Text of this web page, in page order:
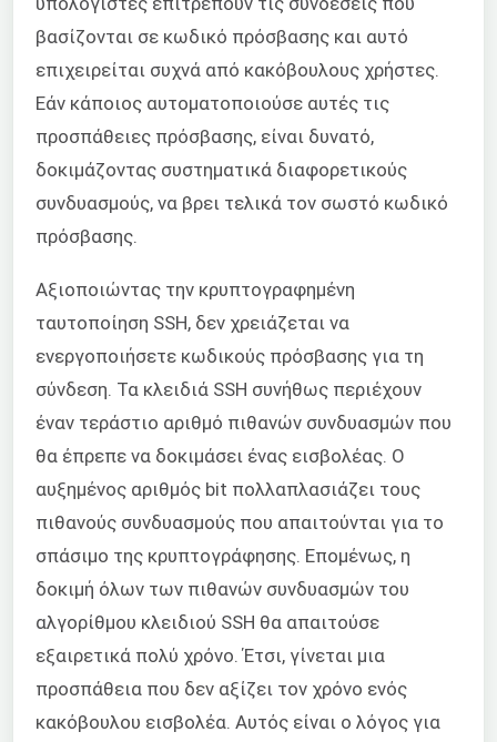
βασίζονται σε κωδικό πρόσβασης και αυτό
επιχειρείται συχνά από κακόβουλους χρήστες.
Εάν κάποιος αυτοματοποιούσε αυτές τις
προσπάθειες πρόσβασης, είναι δυνατό,
δοκιμάζοντας συστηματικά διαφορετικούς
συνδυασμούς, να βρει τελικά τον σωστό κωδικό
πρόσβασης.
Αξιοποιώντας την κρυπτογραφημένη
ταυτοποίηση SSH, δεν χρειάζεται να
ενεργοποιήσετε κωδικούς πρόσβασης για τη
σύνδεση. Τα κλειδιά SSH συνήθως περιέχουν
έναν τεράστιο αριθμό πιθανών συνδυασμών που
θα έπρεπε να δοκιμάσει ένας εισβολέας. Ο
αυξημένος αριθμός bit πολλαπλασιάζει τους
πιθανούς συνδυασμούς που απαιτούνται για το
σπάσιμο της κρυπτογράφησης. Επομένως, η
δοκιμή όλων των πιθανών συνδυασμών του
αλγορίθμου κλειδιού SSH θα απαιτούσε
εξαιρετικά πολύ χρόνο. Έτσι, γίνεται μια
προσπάθεια που δεν αξίζει τον χρόνο ενός
κακόβουλου εισβολέα. Αυτός είναι ο λόγος για